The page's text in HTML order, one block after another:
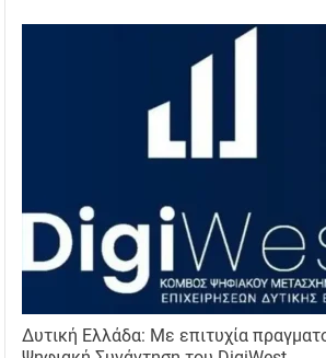
Δυτική Ελλάδα: Με επιτυχία